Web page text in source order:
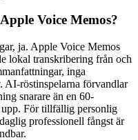
Voice Memos?
ja. Apple Voice Memos
lokal transkribering från och
inga
AI-röstinspelarna förvandlar
snarare än en 60-
För tillfällig personlig
professionell fångst är